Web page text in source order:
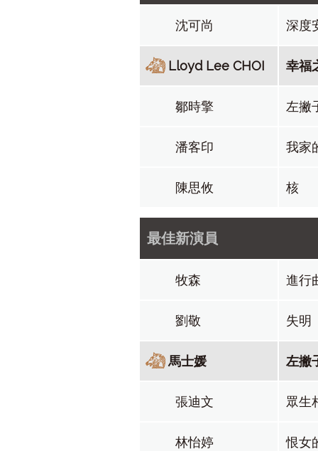
沈可尚 深度
Lloyd Lee CHOI 幸福
鄒時擎 左撇
潘客印 我家
陳思攸 核
最佳新演員
牧森 進行
劉敬 失明
馬士媛 左撇
張迪文 眾生
林怡婷 恨女